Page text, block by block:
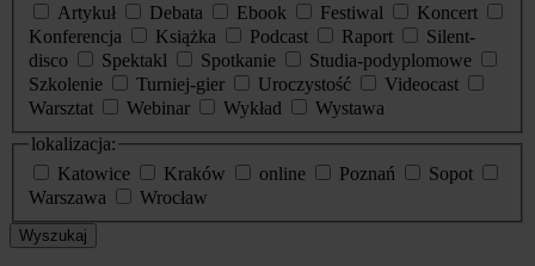
Artykuł
Debata Ebook Festiwal
Koncert
Konferencja
Książka Podcast Raport
Silent-
disco
Spektakl Spotkanie
Studia-podyplomowe
Szkolenie
Turniej-gier Uroczystość
Videocast
Warsztat
Webinar Wykład
Wystawa
lokalizacja:
Katowice
Kraków online Poznań
Sopot
Warszawa
Wrocław
Wyszukaj